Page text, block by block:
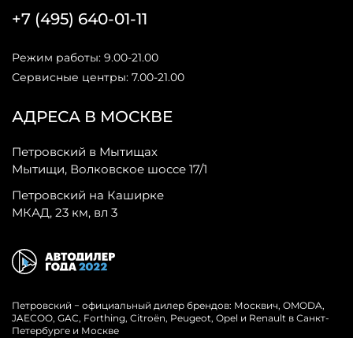
АДРЕСА В МОСКВЕ
Петровский в Мытищах
Мытищи, Волковское шоссе 17/1
Петровский на Каширке
МКАД, 23 км, вл 3
+7 (495) 640-01-11
Режим работы: 9.00-21.00
Сервисные центры: 7.00-21.00
Петровский − официальный дилер брендов: Москвич, OMODA,
JAECOO, GAC, Forthing, Citroёn, Peugeot, Opel и Renault в Санкт-
Петербурге и Москве